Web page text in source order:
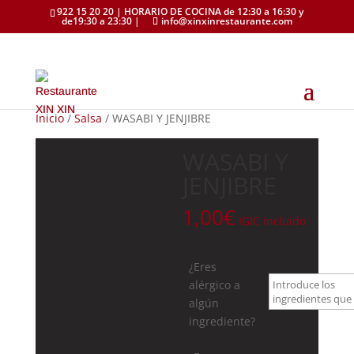
922 15 20 20 | HORARIO DE COCINA de 12:30 a 16:30 y
de19:30 a 23:30 | info@xinxinrestaurante.com
Inicio/Salsa / WASABI Y JENJIBRE
1,00€ IGIC incluido
¿Eres
alérgico a
algún
ingrediente?